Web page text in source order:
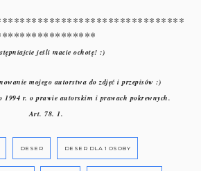
jeśli macie ochotę! :)
mojego autorstwa do zdjęć i przepisów :)
1994 r. o prawie autorskim i prawach pokrewnych.
Art. 78. 1.
DESER DESER DLA 1 OSOBY